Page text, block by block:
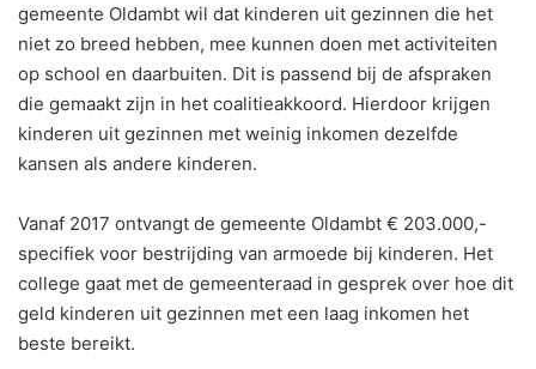
gemeente Oldambt wil dat kinderen uit gezinnen die het
niet zo breed hebben, mee kunnen doen met activiteiten
op school en daarbuiten. Dit is passend bij de afspraken
die gemaakt zijn in het coalitieakkoord. Hierdoor krijgen
kinderen uit gezinnen met weinig inkomen dezelfde
kansen als andere kinderen.
Vanaf 2017 ontvangt de gemeente Oldambt € 203.000,-
specifiek voor bestrijding van armoede bij kinderen. Het
college gaat met de gemeenteraad in gesprek over hoe dit
geld kinderen uit gezinnen met een laag inkomen het
beste bereikt.